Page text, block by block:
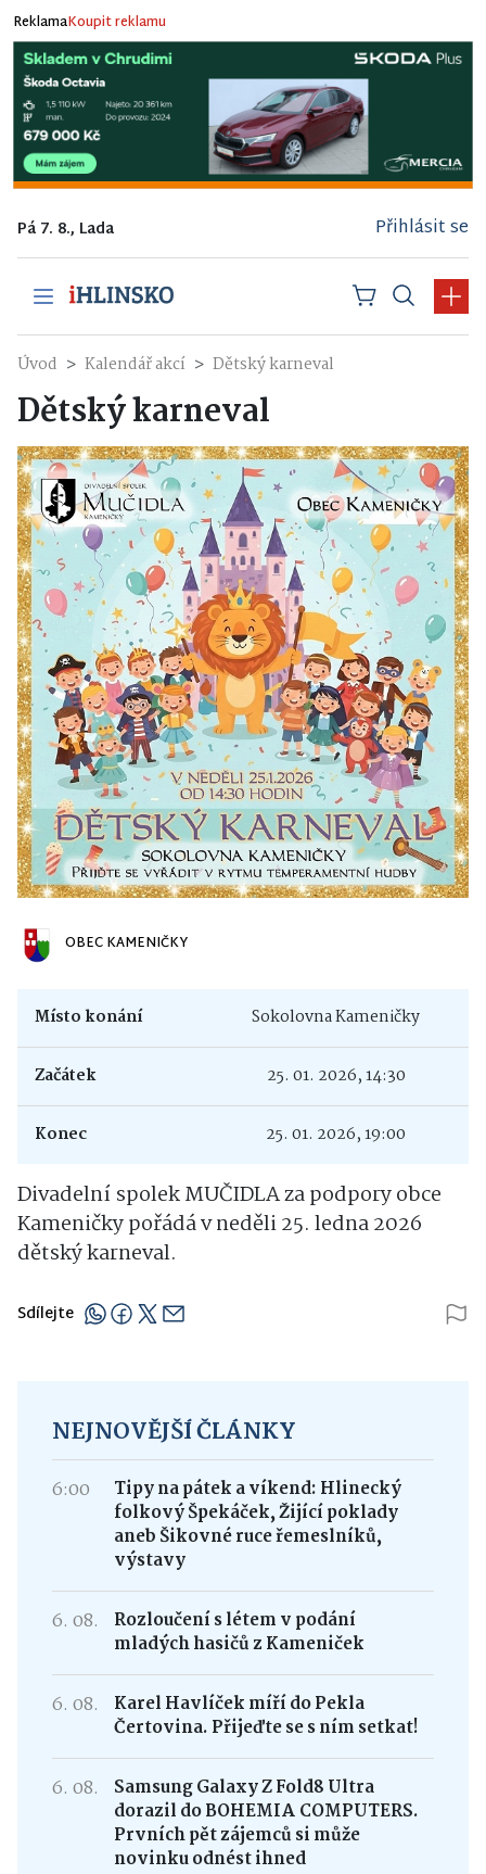
ReklamaKoupit reklamu
Pá 7. 8., Lada Přihlásit se
Úvod Kalendář akcí Dětský karneval
Dětský karneval
OBEC KAMENIČKY
Místo konání Sokolovna Kameničky
Začátek 25. 01. 2026, 14:30
Konec 25. 01. 2026, 19:00
Divadelní spolek MUČIDLA za podpory obce
Kameničky pořádá v neděli 25. ledna 2026
dětský karneval.
Sdílejte
NEJNOVĚJŠÍ ČLÁNKY
6:00
Tipy na pátek a víkend: Hlinecký
folkový Špekáček, Žijící poklady
aneb Šikovné ruce řemeslníků,
výstavy
6. 08.
Rozloučení s létem v podání
mladých hasičů z Kameniček
6. 08.
Karel Havlíček míří do Pekla
Čertovina. Přijeďte se s ním setkat!
6. 08.
Samsung Galaxy Z Fold8 Ultra
dorazil do BOHEMIA COMPUTERS.
Prvních pět zájemců si může
novinku odnést ihned